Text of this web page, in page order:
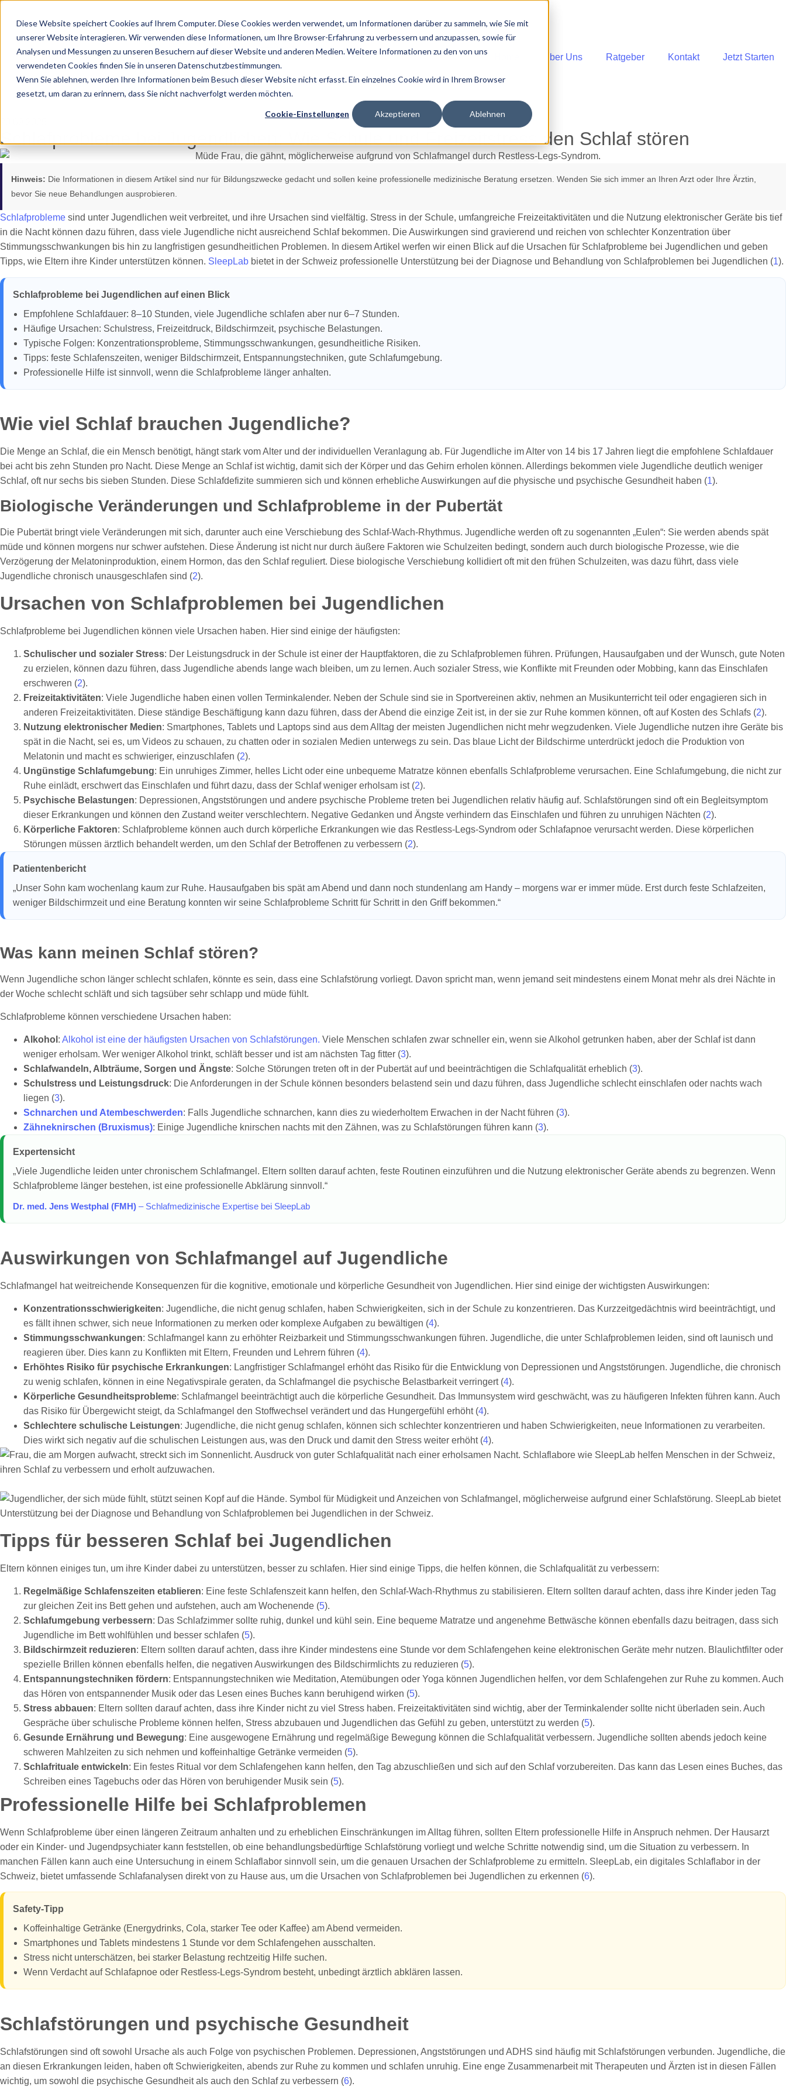
Diese Website speichert Cookies auf Ihrem Computer. Diese Cookies werden verwendet, um Informationen darüber zu sammeln, wie Sie mit
unserer Website interagieren. Wir verwenden diese Informationen, um Ihre Browser-Erfahrung zu verbessern und anzupassen, sowie für
Analysen und Messungen zu unseren Besuchern auf dieser Website und anderen Medien. Weitere Informationen zu den von uns
verwendeten Cookies finden Sie in unseren Datenschutzbestimmungen.
Wenn Sie ablehnen, werden Ihre Informationen beim Besuch dieser Website nicht erfasst. Ein einzelnes Cookie wird in Ihrem Browser
gesetzt, um daran zu erinnern, dass Sie nicht nachverfolgt werden möchten.
Cookie-Einstellungen Akzeptieren Ablehnen
Über Uns Ratgeber Kontakt Jetzt Starten
Schlafprobleme bei Jugendlichen: Wie Schule und Freizeitstress den Schlaf stören
Hinweis: Die Informationen in diesem Artikel sind nur für Bildungszwecke gedacht und sollen keine professionelle medizinische Beratung ersetzen. Wenden Sie sich immer an Ihren Arzt oder Ihre Ärztin,
bevor Sie neue Behandlungen ausprobieren.
Schlafprobleme sind unter Jugendlichen weit verbreitet, und ihre Ursachen sind vielfältig. Stress in der Schule, umfangreiche Freizeitaktivitäten und die Nutzung elektronischer Geräte bis tief
in die Nacht können dazu führen, dass viele Jugendliche nicht ausreichend Schlaf bekommen. Die Auswirkungen sind gravierend und reichen von schlechter Konzentration über
Stimmungsschwankungen bis hin zu langfristigen gesundheitlichen Problemen. In diesem Artikel werfen wir einen Blick auf die Ursachen für Schlafprobleme bei Jugendlichen und geben
Tipps, wie Eltern ihre Kinder unterstützen können. SleepLab bietet in der Schweiz professionelle Unterstützung bei der Diagnose und Behandlung von Schlafproblemen bei Jugendlichen (1).
Schlafprobleme bei Jugendlichen auf einen Blick
Empfohlene Schlafdauer: 8–10 Stunden, viele Jugendliche schlafen aber nur 6–7 Stunden.
Häufige Ursachen: Schulstress, Freizeitdruck, Bildschirmzeit, psychische Belastungen.
Typische Folgen: Konzentrationsprobleme, Stimmungsschwankungen, gesundheitliche Risiken.
Tipps: feste Schlafenszeiten, weniger Bildschirmzeit, Entspannungstechniken, gute Schlafumgebung.
Professionelle Hilfe ist sinnvoll, wenn die Schlafprobleme länger anhalten.
Wie viel Schlaf brauchen Jugendliche?
Die Menge an Schlaf, die ein Mensch benötigt, hängt stark vom Alter und der individuellen Veranlagung ab. Für Jugendliche im Alter von 14 bis 17 Jahren liegt die empfohlene Schlafdauer
bei acht bis zehn Stunden pro Nacht. Diese Menge an Schlaf ist wichtig, damit sich der Körper und das Gehirn erholen können. Allerdings bekommen viele Jugendliche deutlich weniger
Schlaf, oft nur sechs bis sieben Stunden. Diese Schlafdefizite summieren sich und können erhebliche Auswirkungen auf die physische und psychische Gesundheit haben (1).
Biologische Veränderungen und Schlafprobleme in der Pubertät
Die Pubertät bringt viele Veränderungen mit sich, darunter auch eine Verschiebung des Schlaf-Wach-Rhythmus. Jugendliche werden oft zu sogenannten „Eulen“: Sie werden abends spät
müde und können morgens nur schwer aufstehen. Diese Änderung ist nicht nur durch äußere Faktoren wie Schulzeiten bedingt, sondern auch durch biologische Prozesse, wie die
Verzögerung der Melatoninproduktion, einem Hormon, das den Schlaf reguliert. Diese biologische Verschiebung kollidiert oft mit den frühen Schulzeiten, was dazu führt, dass viele
Jugendliche chronisch unausgeschlafen sind (2).
Ursachen von Schlafproblemen bei Jugendlichen
Schlafprobleme bei Jugendlichen können viele Ursachen haben. Hier sind einige der häufigsten:
Schulischer und sozialer Stress: Der Leistungsdruck in der Schule ist einer der Hauptfaktoren, die zu Schlafproblemen führen. Prüfungen, Hausaufgaben und der Wunsch, gute Noten
zu erzielen, können dazu führen, dass Jugendliche abends lange wach bleiben, um zu lernen. Auch sozialer Stress, wie Konflikte mit Freunden oder Mobbing, kann das Einschlafen
erschweren (2).
Freizeitaktivitäten: Viele Jugendliche haben einen vollen Terminkalender. Neben der Schule sind sie in Sportvereinen aktiv, nehmen an Musikunterricht teil oder engagieren sich in
anderen Freizeitaktivitäten. Diese ständige Beschäftigung kann dazu führen, dass der Abend die einzige Zeit ist, in der sie zur Ruhe kommen können, oft auf Kosten des Schlafs (2).
Nutzung elektronischer Medien: Smartphones, Tablets und Laptops sind aus dem Alltag der meisten Jugendlichen nicht mehr wegzudenken. Viele Jugendliche nutzen ihre Geräte bis
spät in die Nacht, sei es, um Videos zu schauen, zu chatten oder in sozialen Medien unterwegs zu sein. Das blaue Licht der Bildschirme unterdrückt jedoch die Produktion von
Melatonin und macht es schwieriger, einzuschlafen (2).
Ungünstige Schlafumgebung: Ein unruhiges Zimmer, helles Licht oder eine unbequeme Matratze können ebenfalls Schlafprobleme verursachen. Eine Schlafumgebung, die nicht zur
Ruhe einlädt, erschwert das Einschlafen und führt dazu, dass der Schlaf weniger erholsam ist (2).
Psychische Belastungen: Depressionen, Angststörungen und andere psychische Probleme treten bei Jugendlichen relativ häufig auf. Schlafstörungen sind oft ein Begleitsymptom
dieser Erkrankungen und können den Zustand weiter verschlechtern. Negative Gedanken und Ängste verhindern das Einschlafen und führen zu unruhigen Nächten (2).
Körperliche Faktoren: Schlafprobleme können auch durch körperliche Erkrankungen wie das Restless-Legs-Syndrom oder Schlafapnoe verursacht werden. Diese körperlichen
Störungen müssen ärztlich behandelt werden, um den Schlaf der Betroffenen zu verbessern (2).
Patientenbericht
„Unser Sohn kam wochenlang kaum zur Ruhe. Hausaufgaben bis spät am Abend und dann noch stundenlang am Handy – morgens war er immer müde. Erst durch feste Schlafzeiten,
weniger Bildschirmzeit und eine Beratung konnten wir seine Schlafprobleme Schritt für Schritt in den Griff bekommen.“
Was kann meinen Schlaf stören?
Wenn Jugendliche schon länger schlecht schlafen, könnte es sein, dass eine Schlafstörung vorliegt. Davon spricht man, wenn jemand seit mindestens einem Monat mehr als drei Nächte in
der Woche schlecht schläft und sich tagsüber sehr schlapp und müde fühlt.
Schlafprobleme können verschiedene Ursachen haben:
Alkohol : Alkohol ist eine der häufigsten Ursachen von Schlafstörungen. Viele Menschen schlafen zwar schneller ein, wenn sie Alkohol getrunken haben, aber der Schlaf ist dann
weniger erholsam. Wer weniger Alkohol trinkt, schläft besser und ist am nächsten Tag fitter (3).
Schlafwandeln, Albträume, Sorgen und Ängste: Solche Störungen treten oft in der Pubertät auf und beeinträchtigen die Schlafqualität erheblich (3).
Schulstress und Leistungsdruck: Die Anforderungen in der Schule können besonders belastend sein und dazu führen, dass Jugendliche schlecht einschlafen oder nachts wach
liegen (3).
Schnarchen und Atembeschwerden: Falls Jugendliche schnarchen, kann dies zu wiederholtem Erwachen in der Nacht führen (3).
Zähneknirschen (Bruxismus): Einige Jugendliche knirschen nachts mit den Zähnen, was zu Schlafstörungen führen kann (3).
Expertensicht
„Viele Jugendliche leiden unter chronischem Schlafmangel. Eltern sollten darauf achten, feste Routinen einzuführen und die Nutzung elektronischer Geräte abends zu begrenzen. Wenn
Schlafprobleme länger bestehen, ist eine professionelle Abklärung sinnvoll.“
Dr. med. Jens Westphal (FMH) – Schlafmedizinische Expertise bei SleepLab
Auswirkungen von Schlafmangel auf Jugendliche
Schlafmangel hat weitreichende Konsequenzen für die kognitive, emotionale und körperliche Gesundheit von Jugendlichen. Hier sind einige der wichtigsten Auswirkungen:
Konzentrationsschwierigkeiten: Jugendliche, die nicht genug schlafen, haben Schwierigkeiten, sich in der Schule zu konzentrieren. Das Kurzzeitgedächtnis wird beeinträchtigt, und
es fällt ihnen schwer, sich neue Informationen zu merken oder komplexe Aufgaben zu bewältigen (4).
Stimmungsschwankungen: Schlafmangel kann zu erhöhter Reizbarkeit und Stimmungsschwankungen führen. Jugendliche, die unter Schlafproblemen leiden, sind oft launisch und
reagieren über. Dies kann zu Konflikten mit Eltern, Freunden und Lehrern führen (4).
Erhöhtes Risiko für psychische Erkrankungen: Langfristiger Schlafmangel erhöht das Risiko für die Entwicklung von Depressionen und Angststörungen. Jugendliche, die chronisch
zu wenig schlafen, können in eine Negativspirale geraten, da Schlafmangel die psychische Belastbarkeit verringert (4).
Körperliche Gesundheitsprobleme: Schlafmangel beeinträchtigt auch die körperliche Gesundheit. Das Immunsystem wird geschwächt, was zu häufigeren Infekten führen kann. Auch
das Risiko für Übergewicht steigt, da Schlafmangel den Stoffwechsel verändert und das Hungergefühl erhöht (4).
Schlechtere schulische Leistungen: Jugendliche, die nicht genug schlafen, können sich schlechter konzentrieren und haben Schwierigkeiten, neue Informationen zu verarbeiten.
Dies wirkt sich negativ auf die schulischen Leistungen aus, was den Druck und damit den Stress weiter erhöht (4).
Tipps für besseren Schlaf bei Jugendlichen
Eltern können einiges tun, um ihre Kinder dabei zu unterstützen, besser zu schlafen. Hier sind einige Tipps, die helfen können, die Schlafqualität zu verbessern:
Regelmäßige Schlafenszeiten etablieren: Eine feste Schlafenszeit kann helfen, den Schlaf-Wach-Rhythmus zu stabilisieren. Eltern sollten darauf achten, dass ihre Kinder jeden Tag
zur gleichen Zeit ins Bett gehen und aufstehen, auch am Wochenende (5).
Schlafumgebung verbessern: Das Schlafzimmer sollte ruhig, dunkel und kühl sein. Eine bequeme Matratze und angenehme Bettwäsche können ebenfalls dazu beitragen, dass sich
Jugendliche im Bett wohlfühlen und besser schlafen (5).
Bildschirmzeit reduzieren: Eltern sollten darauf achten, dass ihre Kinder mindestens eine Stunde vor dem Schlafengehen keine elektronischen Geräte mehr nutzen. Blaulichtfilter oder
spezielle Brillen können ebenfalls helfen, die negativen Auswirkungen des Bildschirmlichts zu reduzieren (5).
Entspannungstechniken fördern: Entspannungstechniken wie Meditation, Atemübungen oder Yoga können Jugendlichen helfen, vor dem Schlafengehen zur Ruhe zu kommen. Auch
das Hören von entspannender Musik oder das Lesen eines Buches kann beruhigend wirken (5).
Stress abbauen: Eltern sollten darauf achten, dass ihre Kinder nicht zu viel Stress haben. Freizeitaktivitäten sind wichtig, aber der Terminkalender sollte nicht überladen sein. Auch
Gespräche über schulische Probleme können helfen, Stress abzubauen und Jugendlichen das Gefühl zu geben, unterstützt zu werden (5).
Gesunde Ernährung und Bewegung: Eine ausgewogene Ernährung und regelmäßige Bewegung können die Schlafqualität verbessern. Jugendliche sollten abends jedoch keine
schweren Mahlzeiten zu sich nehmen und koffeinhaltige Getränke vermeiden (5).
Schlafrituale entwickeln: Ein festes Ritual vor dem Schlafengehen kann helfen, den Tag abzuschließen und sich auf den Schlaf vorzubereiten. Das kann das Lesen eines Buches, das
Schreiben eines Tagebuchs oder das Hören von beruhigender Musik sein (5).
Professionelle Hilfe bei Schlafproblemen
Wenn Schlafprobleme über einen längeren Zeitraum anhalten und zu erheblichen Einschränkungen im Alltag führen, sollten Eltern professionelle Hilfe in Anspruch nehmen. Der Hausarzt
oder ein Kinder- und Jugendpsychiater kann feststellen, ob eine behandlungsbedürftige Schlafstörung vorliegt und welche Schritte notwendig sind, um die Situation zu verbessern. In
manchen Fällen kann auch eine Untersuchung in einem Schlaflabor sinnvoll sein, um die genauen Ursachen der Schlafprobleme zu ermitteln. SleepLab, ein digitales Schlaflabor in der
Schweiz, bietet umfassende Schlafanalysen direkt von zu Hause aus, um die Ursachen von Schlafproblemen bei Jugendlichen zu erkennen (6).
Safety-Tipp
Koffeinhaltige Getränke (Energydrinks, Cola, starker Tee oder Kaffee) am Abend vermeiden.
Smartphones und Tablets mindestens 1 Stunde vor dem Schlafengehen ausschalten.
Stress nicht unterschätzen, bei starker Belastung rechtzeitig Hilfe suchen.
Wenn Verdacht auf Schlafapnoe oder Restless-Legs-Syndrom besteht, unbedingt ärztlich abklären lassen.
Schlafstörungen und psychische Gesundheit
Schlafstörungen sind oft sowohl Ursache als auch Folge von psychischen Problemen. Depressionen, Angststörungen und ADHS sind häufig mit Schlafstörungen verbunden. Jugendliche, die
an diesen Erkrankungen leiden, haben oft Schwierigkeiten, abends zur Ruhe zu kommen und schlafen unruhig. Eine enge Zusammenarbeit mit Therapeuten und Ärzten ist in diesen Fällen
wichtig, um sowohl die psychische Gesundheit als auch den Schlaf zu verbessern (6).